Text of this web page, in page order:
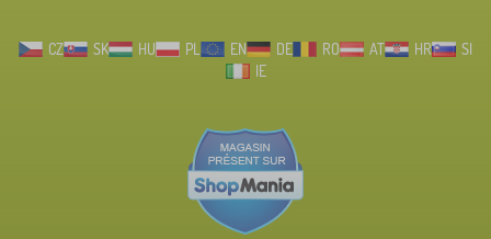
CZ SK HU PL EN DE RO AT HR
SI
IE